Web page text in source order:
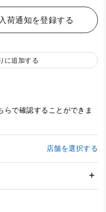
荷通知を登録する
に追加する
らで確認することができま
店舗を選択する